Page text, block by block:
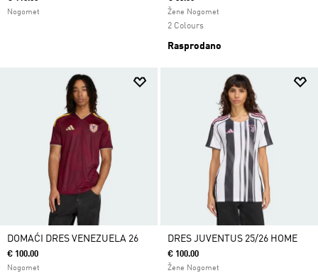
Nogomet Žene Nogomet
2 Colours
Rasprodano
DOMAĆI DRES VENEZUELA 26
€ 100.00
Nogomet
DRES JUVENTUS 25/26 HOME
€ 100.00
Žene Nogomet